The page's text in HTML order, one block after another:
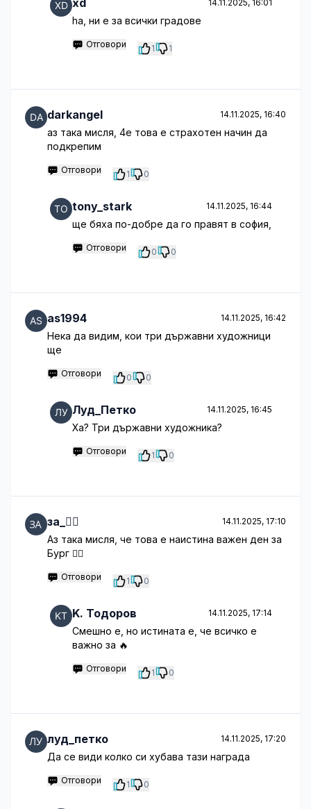
xd 14.11.2025, 16:01
hа, ни е за всички градове
Отговори 1 1
darkangel 14.11.2025, 16:40
аз така мисля, 4е това е страхотен начин да
подкрепим
Отговори 1 0
tony_stark 14.11.2025, 16:44
ще бяха по-добре да го правят в софия,
Отговори 0 0
as1994 14.11.2025, 16:42
Нека да видим, кои три държавни художници
ще
Отговори 0 0
Луд_Петко 14.11.2025, 16:45
Ха? Три държавни художника?
Отговори 1 0
за_🤦‍♂️ 14.11.2025, 17:10
Аз така мисля, че това е наистина важен ден за
Бург 🤦‍♂️
Отговори 1 0
K. Тодоров 14.11.2025, 17:14
Смешно е, но истината е, че всичко е
важно за 🔥
Отговори 1 0
луд_петко 14.11.2025, 17:20
Да се види колко си хубава тази награда
Отговори 1 0